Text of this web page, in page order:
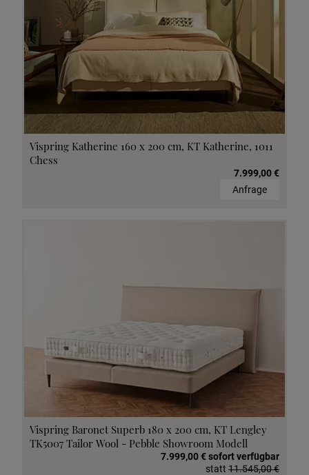
Vispring Katherine 160 x 200 cm, KT Katherine, 1011
Chess
7.999,00 €
Anfrage
Vispring Baronet Superb 180 x 200 cm, KT Lengley
TK5007 Tailor Wool - Pebble Showroom Modell
7.999,00 € sofort verfügbar
statt 11.545,00 €